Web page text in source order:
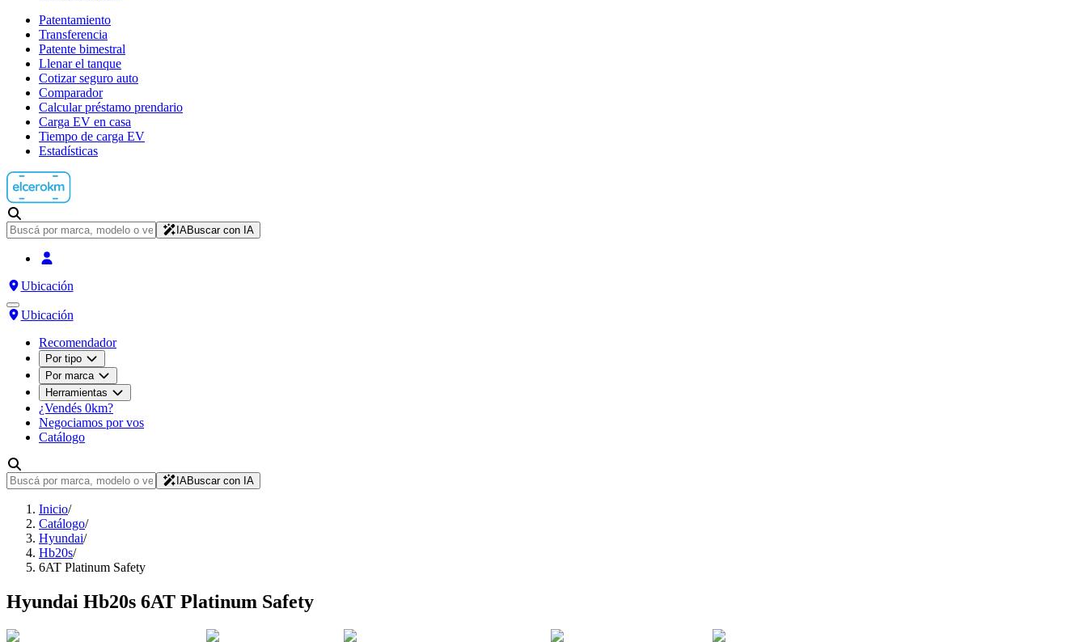
Patentamiento
Transferencia
Patente bimestral
Llenar el tanque
Cotizar seguro auto
Comparador
Calcular préstamo prendario
Carga EV en casa
Tiempo de carga EV
Estadísticas
IABuscar con IA
Ubicación
Ubicación
Recomendador
Por tipo
Por marca
Herramientas
¿Vendés 0km?
Negociamos por vos
Catálogo
IABuscar con IA
Inicio/
Catálogo/
Hyundai/
Hb20s/
6AT Platinum Safety
Hyundai Hb20s 6AT Platinum Safety